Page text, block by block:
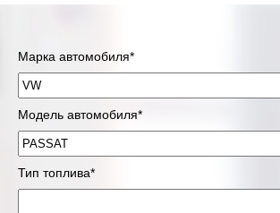
Марка автомобиля*
Модель автомобиля*
Тип топлива*